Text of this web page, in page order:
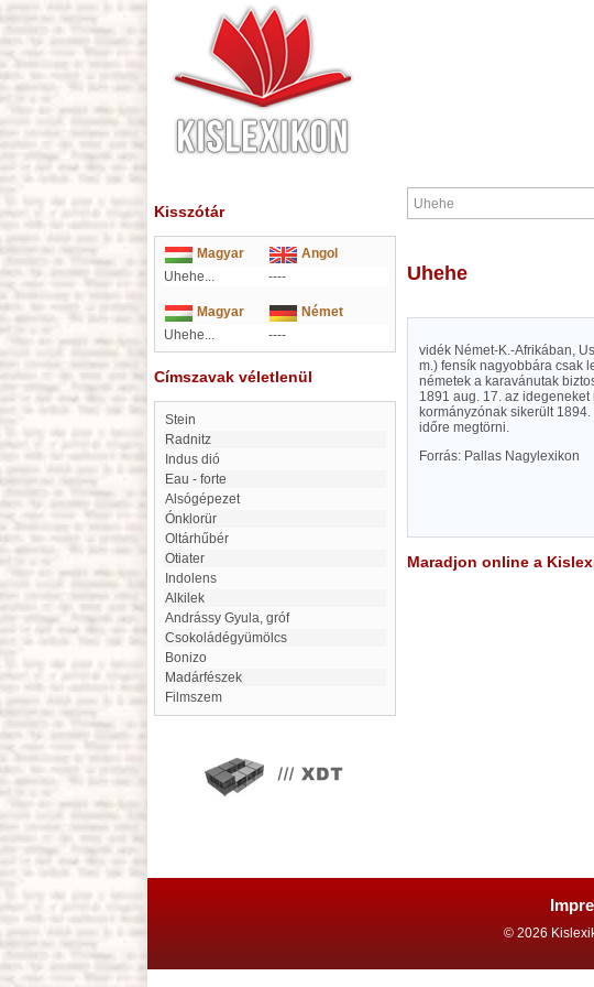
Kisszótár
Magyar
Angol
Uhehe...
----
Magyar
Német
Uhehe...
----
Címszavak véletlenül
Stein
Radnitz
Indus dió
eau - forte
alsógépezet
Ónklorür
Oltárhűbér
Otiater
indolens
Alkilek
Andrássy Gyula, gróf
Csokoládégyümölcs
Bonizo
Madárfészek
filmszem
Uhehe
vidék Német-K.-Afrikában,
m.) fensík nagyobbára csak
németek a karavánutak
1891 aug. 17. az
kormányzónak sikerült
időre megtörni.
Forrás: Pallas Nagylexikon
Maradjon online a
© 2026